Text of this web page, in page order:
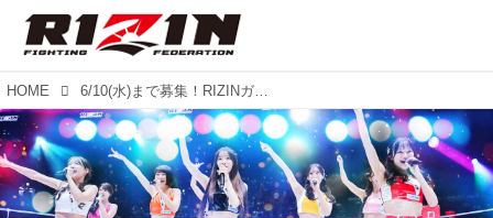
HOME 6/10(水)まで募集！RIZINガール2026追加募集オーディション！